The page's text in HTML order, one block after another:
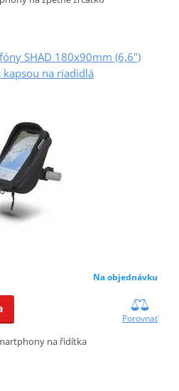
SHAD 180x90mm (6,6")
kapsou na riadidlá
Na objednávku
Porovnať
na řidítka